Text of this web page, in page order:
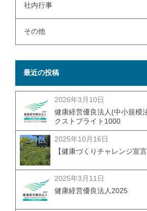
社内行事
その他
最近の投稿
健康経営優良法人(中小規
クストブライト1000
2026年3月10日
【健康づくりチャレンジ宣言
2025年10月16日
健康経営優良法人2025
2025年3月11日